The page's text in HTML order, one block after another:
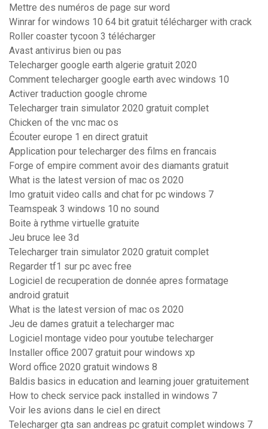
Mettre des numéros de page sur word
Winrar for windows 10 64 bit gratuit télécharger with crack
Roller coaster tycoon 3 télécharger
Avast antivirus bien ou pas
Telecharger google earth algerie gratuit 2020
Comment telecharger google earth avec windows 10
Activer traduction google chrome
Telecharger train simulator 2020 gratuit complet
Chicken of the vnc mac os
Écouter europe 1 en direct gratuit
Application pour telecharger des films en francais
Forge of empire comment avoir des diamants gratuit
What is the latest version of mac os 2020
Imo gratuit video calls and chat for pc windows 7
Teamspeak 3 windows 10 no sound
Boite à rythme virtuelle gratuite
Jeu bruce lee 3d
Telecharger train simulator 2020 gratuit complet
Regarder tf1 sur pc avec free
Logiciel de recuperation de donnée apres formatage
android gratuit
What is the latest version of mac os 2020
Jeu de dames gratuit a telecharger mac
Logiciel montage video pour youtube telecharger
Installer office 2007 gratuit pour windows xp
Word office 2020 gratuit windows 8
Baldis basics in education and learning jouer gratuitement
How to check service pack installed in windows 7
Voir les avions dans le ciel en direct
Telecharger gta san andreas pc gratuit complet windows 7